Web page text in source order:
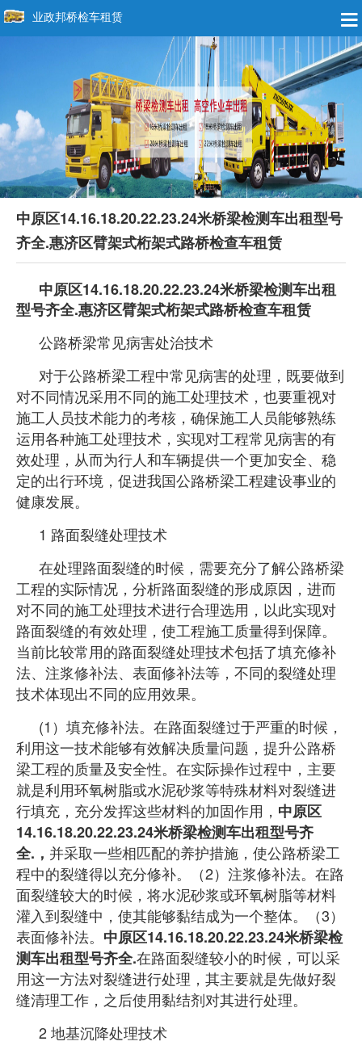
业政邦桥检车租赁
中原区14.16.18.20.22.23.24米桥梁检测车出租型号
齐全.惠济区臂架式桁架式路桥检查车租赁
中原区14.16.18.20.22.23.24米桥梁检测车出租
型号齐全.惠济区臂架式桁架式路桥检查车租赁
公路桥梁常见病害处治技术
对于公路桥梁工程中常见病害的处理，既要做到
对不同情况采用不同的施工处理技术，也要重视对
施工人员技术能力的考核，确保施工人员能够熟练
运用各种施工处理技术，实现对工程常见病害的有
效处理，从而为行人和车辆提供一个更加安全、稳
定的出行环境，促进我国公路桥梁工程建设事业的
健康发展。
1 路面裂缝处理技术
在处理路面裂缝的时候，需要充分了解公路桥梁
工程的实际情况，分析路面裂缝的形成原因，进而
对不同的施工处理技术进行合理选用，以此实现对
路面裂缝的有效处理，使工程施工质量得到保障。
当前比较常用的路面裂缝处理技术包括了填充修补
法、注浆修补法、表面修补法等，不同的裂缝处理
技术体现出不同的应用效果。
(1）填充修补法。在路面裂缝过于严重的时候，
利用这一技术能够有效解决质量问题，提升公路桥
梁工程的质量及安全性。在实际操作过程中，主要
就是利用环氧树脂或水泥砂浆等特殊材料对裂缝进
行填充，充分发挥这些材料的加固作用， 中原区
14.16.18.20.22.23.24米桥梁检测车出租型号齐
全.， 并采取一些相匹配的养护措施，使公路桥梁工
程中的裂缝得以充分修补。（2）注浆修补法。在路
面裂缝较大的时候，将水泥砂浆或环氧树脂等材料
灌入到裂缝中，使其能够黏结成为一个整体。（3）
表面修补法。 中原区14.16.18.20.22.23.24米桥梁检
测车出租型号齐全.在路面裂缝较小的时候，可以采
用这一方法对裂缝进行处理，其主要就是先做好裂
缝清理工作，之后使用黏结剂对其进行处理。
2 地基沉降处理技术